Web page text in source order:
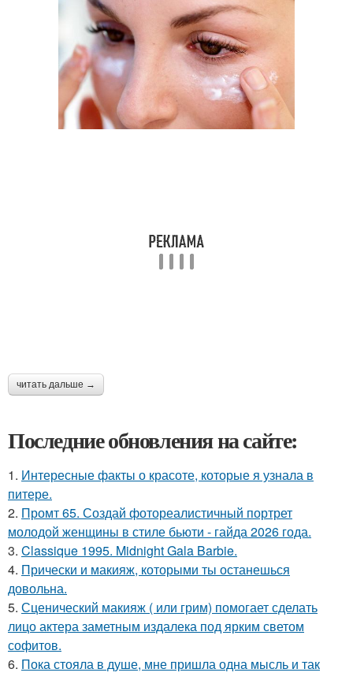
читать дальше →
Последние обновления на сайте:
1. Интересные факты о красоте, которые я узнала в
питере.
2. Промт 65. Создай фотореалистичный портрет
молодой женщины в стиле бьюти - гайда 2026 года.
3. Classique 1995. Midnight Gala Barbie.
4. Прически и макияж, которыми ты останешься
довольна.
5. Сценический макияж ( или грим) помогает сделать
лицо актера заметным издалека под ярким светом
софитов.
6. Пока стояла в душе, мне пришла одна мысль и так